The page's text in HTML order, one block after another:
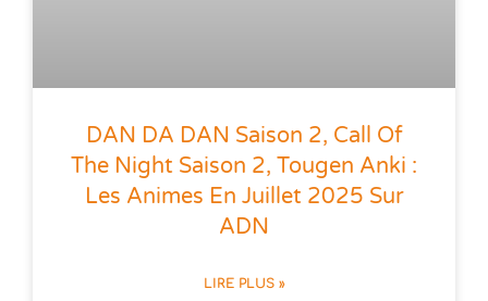
DAN DA DAN Saison 2, Call Of
The Night Saison 2, Tougen Anki :
Les Animes En Juillet 2025 Sur
ADN
LIRE PLUS »